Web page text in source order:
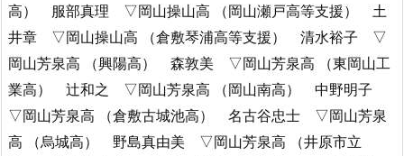
高） 服部真理 ▽岡山操山高 （岡山瀬戸高等支援） 土
井章 ▽岡山操山高 （倉敷琴浦高等支援） 清水裕子 ▽
岡山芳泉高 （興陽高） 森敦美 ▽岡山芳泉高 （東岡山工
業高） 辻和之 ▽岡山芳泉高 （岡山南高） 中野明子
▽岡山芳泉高 （倉敷古城池高） 名古谷忠士 ▽岡山芳泉
高 （烏城高） 野島真由美 ▽岡山芳泉高 （井原市立